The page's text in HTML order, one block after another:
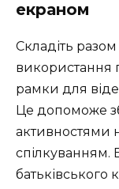
екраном
Складіть
використання
рамки для
Це допоможе
активностями
спілкуванням.